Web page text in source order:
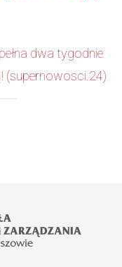
dwa tygodnie
(supernowosci.24)